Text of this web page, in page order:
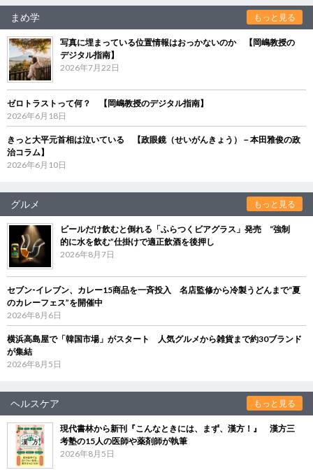
まめ学 もっと見る
写真に埋まっている位置情報はおっかないのか 【岡嶋教授の
デジタル指南】
2026年7月22日
ゼロトラストって何？ 【岡嶋教授のデジタル指南】
2026年6月18日
きっと大平元首相は泣いている 【政眼鏡（せいがんきょう）－本田雅俊の政
治コラム】
2026年6月10日
グルメ もっと見る
ビールだけ飲むと倒れる「ふらつくビアグラス」発売 “強制
的に水を飲む”仕掛けで適正飲酒を後押し
2026年8月7日
セブン‐イレブン、カレー15商品を一斉投入 名店監修から冷製うどんまで“夏
のカレーフェス”を開催中
2026年8月6日
横浜高島屋で「韓国市場」がスタート 人気グルメから雑貨まで約30ブランド
が集結
2026年8月5日
ヘルスケア もっと見る
現代書林から新刊『こんなときには、まず、漢方！』 漢方三
考塾の15人の医師や薬剤師が執筆
2026年8月5日